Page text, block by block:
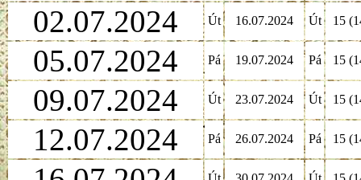
02.07.2024 Út 16.07.2024 Út 15
05.07.2024 Pá 19.07.2024 Pá 15
09.07.2024 Út 23.07.2024 Út 15
12.07.2024 Pá 26.07.2024 Pá 15